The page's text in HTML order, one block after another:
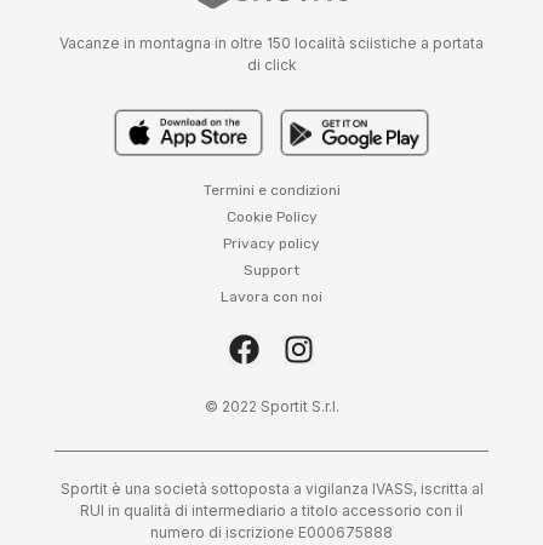
Vacanze in montagna in oltre 150 località sciistiche a portata
di click
Termini e condizioni
Cookie Policy
Privacy policy
Support
Lavora con noi
© 2022 Sportit S.r.l.
Sportit è una società sottoposta a vigilanza IVASS, iscritta al
RUI in qualità di intermediario a titolo accessorio con il
numero di iscrizione E000675888